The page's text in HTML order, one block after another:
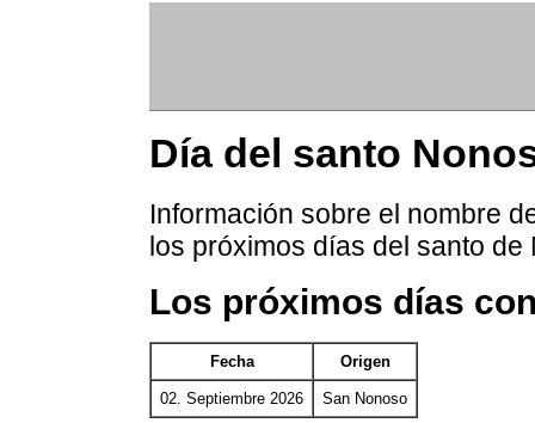
Día del santo
Información sobre el nombre
los próximos días del santo de
Los próximos días
Fecha Origen
02. Septiembre 2026 San Nonoso